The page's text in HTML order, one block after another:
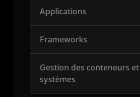
Applications
Frameworks
Gestion des conteneurs
systèmes